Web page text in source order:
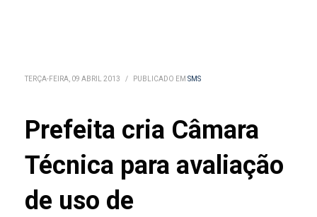
TERÇA-FEIRA, 09 ABRIL 2013 / PUBLICADO EM SMS
Prefeita cria Câmara
Técnica para avaliação
de uso de